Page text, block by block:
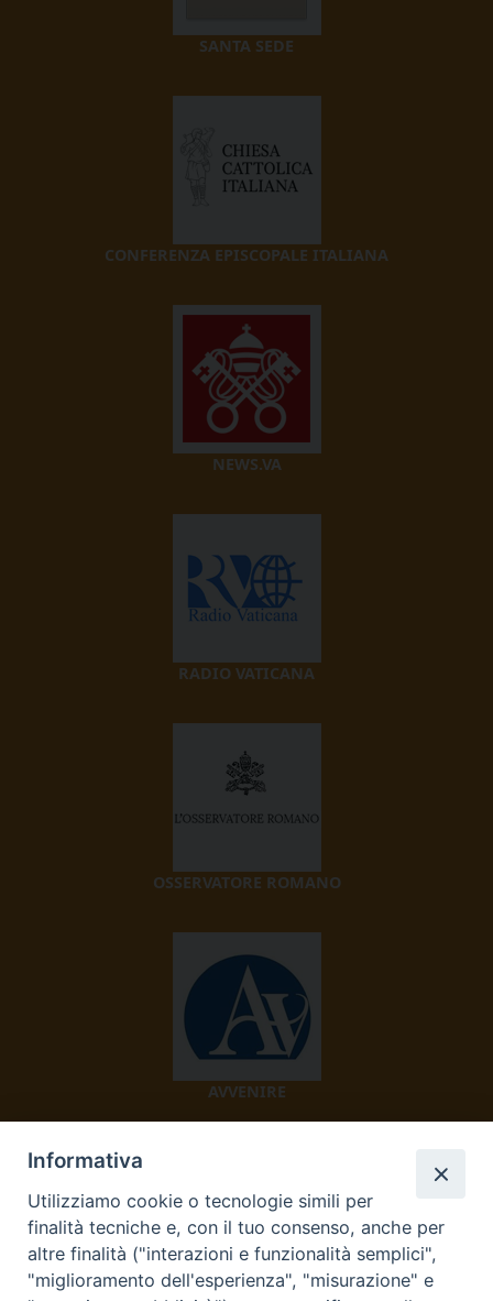
SANTA SEDE
CONFERENZA EPISCOPALE ITALIANA
NEWS.VA
RADIO VATICANA
OSSERVATORE ROMANO
AVVENIRE
Informativa
Utilizziamo cookie o tecnologie simili per
finalità tecniche e, con il tuo consenso, anche per
altre finalità ("interazioni e funzionalità semplici",
"miglioramento dell'esperienza", "misurazione" e